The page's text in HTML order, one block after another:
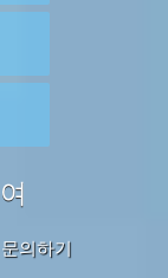
의하기